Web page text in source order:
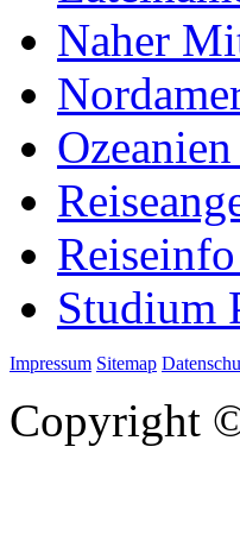
Naher
Studium
Impressum Sitemap
Copyright